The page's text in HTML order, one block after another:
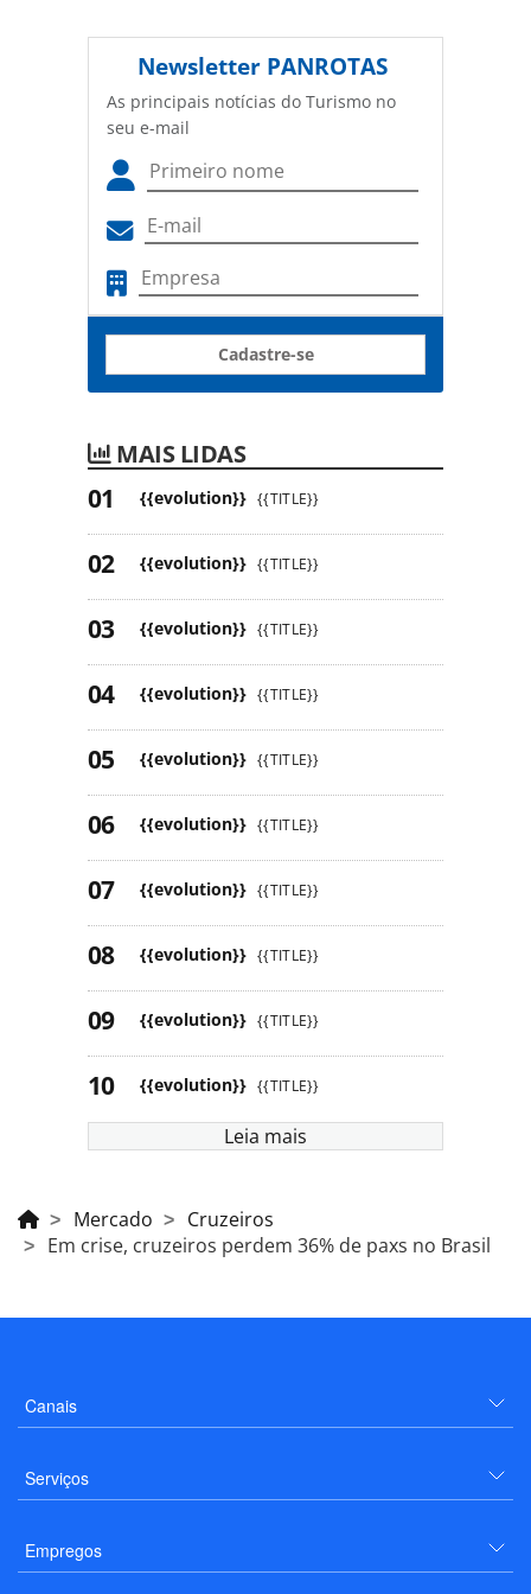
Newsletter PANROTAS
As principais notícias do Turismo no
seu e-mail
Cadastre-se
MAIS LIDAS
{{evolution}} {{TITLE}}
{{evolution}} {{TITLE}}
{{evolution}} {{TITLE}}
{{evolution}} {{TITLE}}
{{evolution}} {{TITLE}}
{{evolution}} {{TITLE}}
{{evolution}} {{TITLE}}
{{evolution}} {{TITLE}}
{{evolution}} {{TITLE}}
{{evolution}} {{TITLE}}
Leia mais
Mercado
Cruzeiros
Em crise, cruzeiros perdem 36% de paxs no Brasil
Canais
Serviços
Empregos